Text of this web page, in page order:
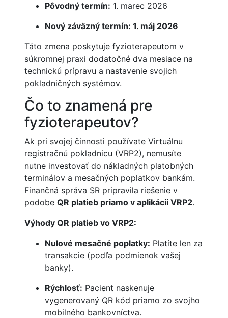
Pôvodný termín: 1. marec 2026
Nový záväzný termín: 1. máj 2026
Táto zmena poskytuje fyzioterapeutom v
súkromnej praxi dodatočné dva mesiace na
technickú prípravu a nastavenie svojich
pokladničných systémov.
Čo to znamená pre
fyzioterapeutov?
Ak pri svojej činnosti používate Virtuálnu
registračnú pokladnicu (VRP2), nemusíte
nutne investovať do nákladných platobných
terminálov a mesačných poplatkov bankám.
Finančná správa SR pripravila riešenie v
podobe QR platieb priamo v aplikácii VRP2.
Výhody QR platieb vo VRP2:
Nulové mesačné poplatky: Platíte len za
transakcie (podľa podmienok vašej
banky).
Rýchlosť: Pacient naskenuje
vygenerovaný QR kód priamo zo svojho
mobilného bankovníctva.